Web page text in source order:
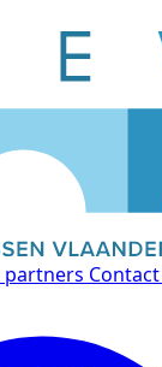
partners Contact